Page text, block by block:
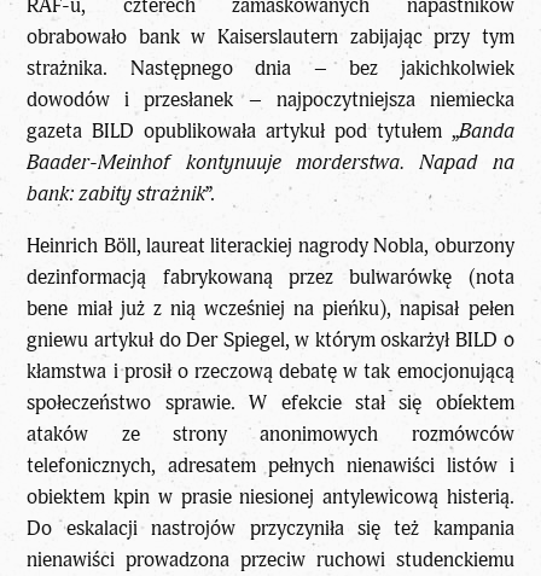
RAF-u, czterech zamaskowanych napastników
obrabowało bank w Kaiserslautern zabijając przy tym
strażnika. Następnego dnia – bez jakichkolwiek
dowodów i przesłanek – najpoczytniejsza niemiecka
gazeta BILD opublikowała artykuł pod tytułem „Banda
Baader-Meinhof kontynuuje morderstwa. Napad na
bank: zabity strażnik”.
Heinrich Böll, laureat literackiej nagrody Nobla, oburzony
dezinformacją fabrykowaną przez bulwarówkę (nota
bene miał już z nią wcześniej na pieńku), napisał pełen
gniewu artykuł do Der Spiegel, w którym oskarżył BILD o
kłamstwa i prosił o rzeczową debatę w tak emocjonującą
społeczeństwo sprawie. W efekcie stał się obiektem
ataków ze strony anonimowych rozmówców
telefonicznych, adresatem pełnych nienawiści listów i
obiektem kpin w prasie niesionej antylewicową histerią.
Do eskalacji nastrojów przyczyniła się też kampania
nienawiści prowadzona przeciw ruchowi studenckiemu